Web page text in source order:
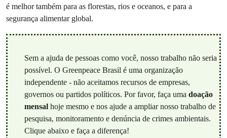
é melhor também para as florestas, rios e oceanos, e para a
segurança alimentar global.
Sem a ajuda de pessoas como você, nosso trabalho não seria
possível. O Greenpeace Brasil é uma organização
independente - não aceitamos recursos de empresas,
governos ou partidos políticos. Por favor, faça uma doação
mensalhoje mesmo e nos ajude a ampliar nosso trabalho de
pesquisa, monitoramento e denúncia de crimes ambientais.
Clique abaixo e faça a diferença!